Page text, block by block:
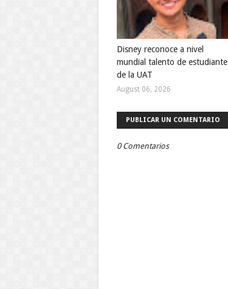
Disney reconoce a nivel
mundial talento de estudiante
de la UAT
August 06, 2026
PUBLICAR UN COMENTARIO
0 Comentarios